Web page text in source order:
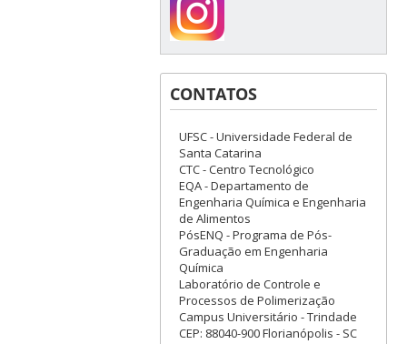
CONTATOS
UFSC - Universidade Federal de
Santa Catarina
CTC - Centro Tecnológico
EQA - Departamento de
Engenharia Química e Engenharia
de Alimentos
PósENQ - Programa de Pós-
Graduação em Engenharia
Química
Laboratório de Controle e
Processos de Polimerização
Campus Universitário - Trindade
CEP: 88040-900 Florianópolis - SC